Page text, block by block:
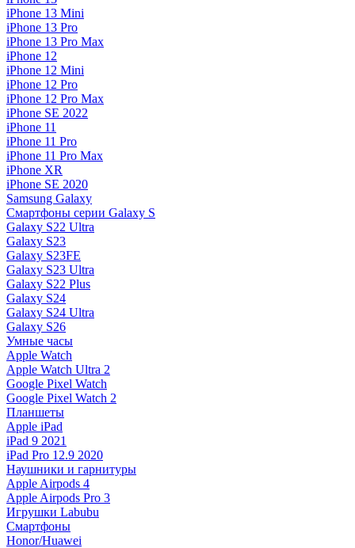
iPhone 13 Mini
iPhone 13 Pro
iPhone 13 Pro Max
iPhone 12
iPhone 12 Mini
iPhone 12 Pro
iPhone 12 Pro Max
iPhone SE 2022
iPhone 11
iPhone 11 Pro
iPhone 11 Pro Max
iPhone XR
iPhone SE 2020
Samsung Galaxy
Смартфоны серии Galaxy S
Galaxy S22 Ultra
Galaxy S23
Galaxy S23FE
Galaxy S23 Ultra
Galaxy S22 Plus
Galaxy S24
Galaxy S24 Ultra
Galaxy S26
Умные часы
Apple Watch
Apple Watch Ultra 2
Google Pixel Watch
Google Pixel Watch 2
Планшеты
Apple iPad
iPad 9 2021
iPad Pro 12.9 2020
Наушники и гарнитуры
Apple Airpods 4
Apple Airpods Pro 3
Игрушки Labubu
Смартфоны
Honor/Huawei